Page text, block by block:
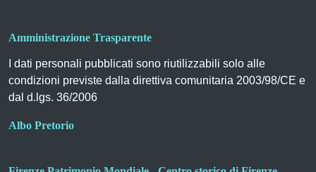
Amministrazione Trasparente
I dati personali pubblicati sono riutilizzabili solo alle
condizioni previste dalla direttiva comunitaria 2003/98/CE e
dal d.lgs. 36/2006
Albo Pretorio